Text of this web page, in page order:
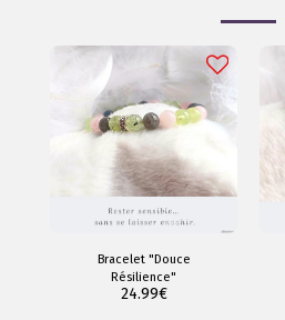
Bracelet "Douce
Résilience"
24.99€